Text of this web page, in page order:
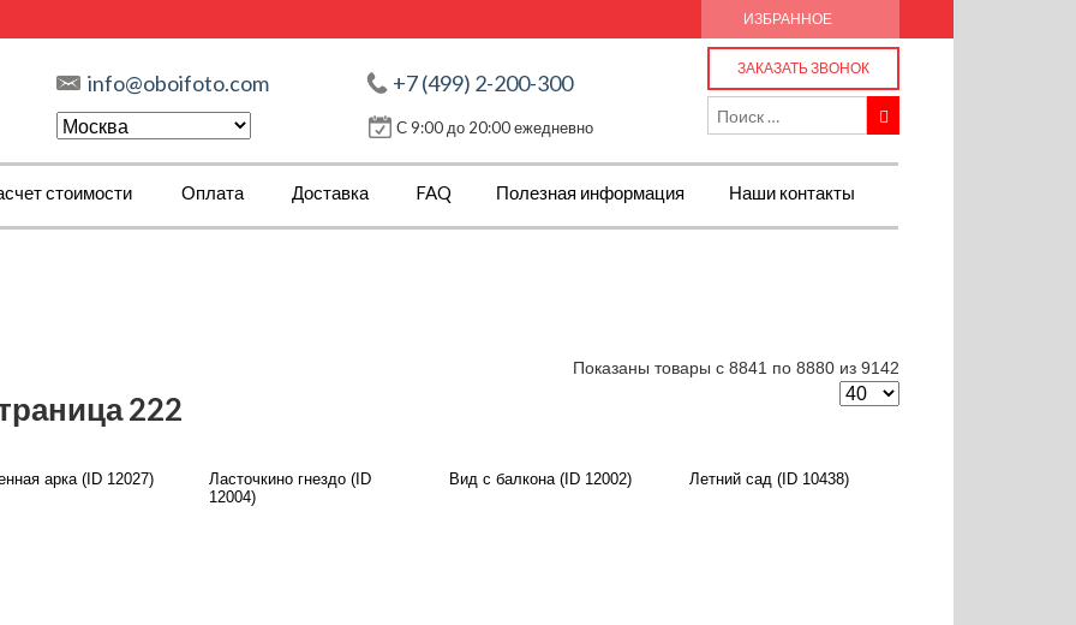
ИЗБРАННОЕ
info@oboifoto.com +7 (499) 2-200-300
С 9:00 до 20:00 ежедневно
ЗАКАЗАТЬ ЗВОНОК
стоимости Оплата Доставка FAQ Полезная информация Наши контакты
Показаны товары с 8841 по 8880 из 9142
222
арка (ID 12027)
Ласточкино гнездо (ID
12004)
Вид с балкона (ID 12002) Летний сад (ID 10438)